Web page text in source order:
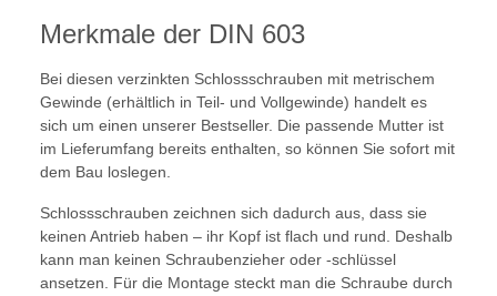
Merkmale der DIN 603
Bei diesen verzinkten Schlossschrauben mit metrischem
Gewinde (erhältlich in Teil- und Vollgewinde) handelt es
sich um einen unserer Bestseller. Die passende Mutter ist
im Lieferumfang bereits enthalten, so können Sie sofort mit
dem Bau loslegen.
Schlossschrauben zeichnen sich dadurch aus, dass sie
keinen Antrieb haben – ihr Kopf ist flach und rund. Deshalb
kann man keinen Schraubenzieher oder -schlüssel
ansetzen. Für die Montage steckt man die Schraube durch